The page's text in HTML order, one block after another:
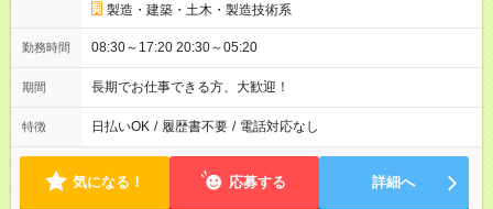
製造・建築・土木・製造技術系
勤務時間 08:30～17:20 20:30～05:20
期間 長期でお仕事できる方、大歓迎！
特徴 日払いOK / 履歴書不要 / 電話対応なし
気になる！ 応募する 詳細へ